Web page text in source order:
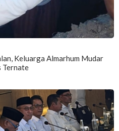
Keluarga Almarhum Mudar
Ternate